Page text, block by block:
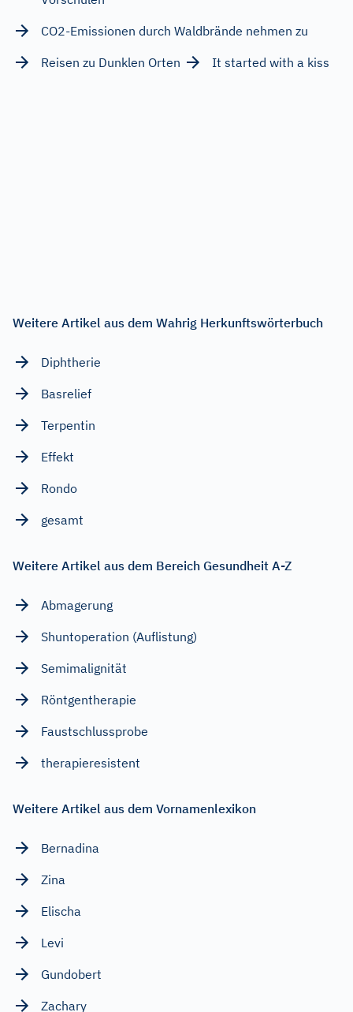
CO2-Emissionen durch Waldbrände nehmen zu
Reisen zu Dunklen Orten
It started with a kiss
Weitere Artikel aus dem Wahrig Herkunftswörterbuch
Diphtherie
Basrelief
Terpentin
Effekt
Rondo
gesamt
Weitere Artikel aus dem Bereich Gesundheit A-Z
Abmagerung
Shuntoperation (Auflistung)
Semimalignität
Röntgentherapie
Faustschlussprobe
therapieresistent
Weitere Artikel aus dem Vornamenlexikon
Bernadina
Zina
Elischa
Levi
Gundobert
Zachary